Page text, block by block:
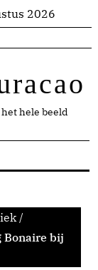
2026
hele beeld
/
Bonaire bij